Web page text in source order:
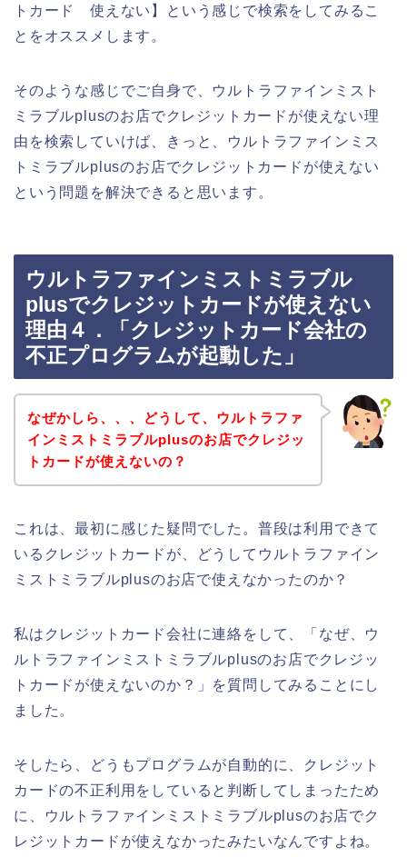
トカード 使えない】という感じで検索をしてみるこ
とをオススメします。
そのような感じでご自身で、ウルトラファインミスト
ミラブルplusのお店でクレジットカードが使えない理
由を検索していけば、きっと、ウルトラファインミス
トミラブルplusのお店でクレジットカードが使えない
という問題を解決できると思います。
ウルトラファインミストミラブル
plusでクレジットカードが使えない
理由４．「クレジットカード会社の
不正プログラムが起動した」
なぜかしら、、、どうして、ウルトラファ
インミストミラブルplusのお店でクレジッ
トカードが使えないの？
これは、最初に感じた疑問でした。普段は利用できて
いるクレジットカードが、どうしてウルトラファイン
ミストミラブルplusのお店で使えなかったのか？
私はクレジットカード会社に連絡をして、「なぜ、ウ
ルトラファインミストミラブルplusのお店でクレジッ
トカードが使えないのか？」を質問してみることにし
ました。
そしたら、どうもプログラムが自動的に、クレジット
カードの不正利用をしていると判断してしまったため
に、ウルトラファインミストミラブルplusのお店でク
レジットカードが使えなかったみたいなんですよね。